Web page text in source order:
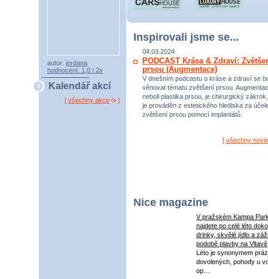
autor: jordana
hodnocení: 1,0 / 2x
Kalendář akcí
[ všechny akce ]
Inspirovali jsme se...
04.03.2024
PODCAST Krása & Zdraví:
prsou (Augmentace)
V dnešním podcastu o kráse a zdraví se
věnovat tématu zvětšení prsou.
neboli plastika prsou, je chirurgický
je prováděn z estetického hlediska za
zvětšení prsou pomocí implantátů.
[ všechny
Nice magazine
V pražském Kampa
najdete po celé léto
drinky, skvělé jídlo a
podobě plavby na Vltavě
Léto je synonymem
dovolených, pohody u
op…